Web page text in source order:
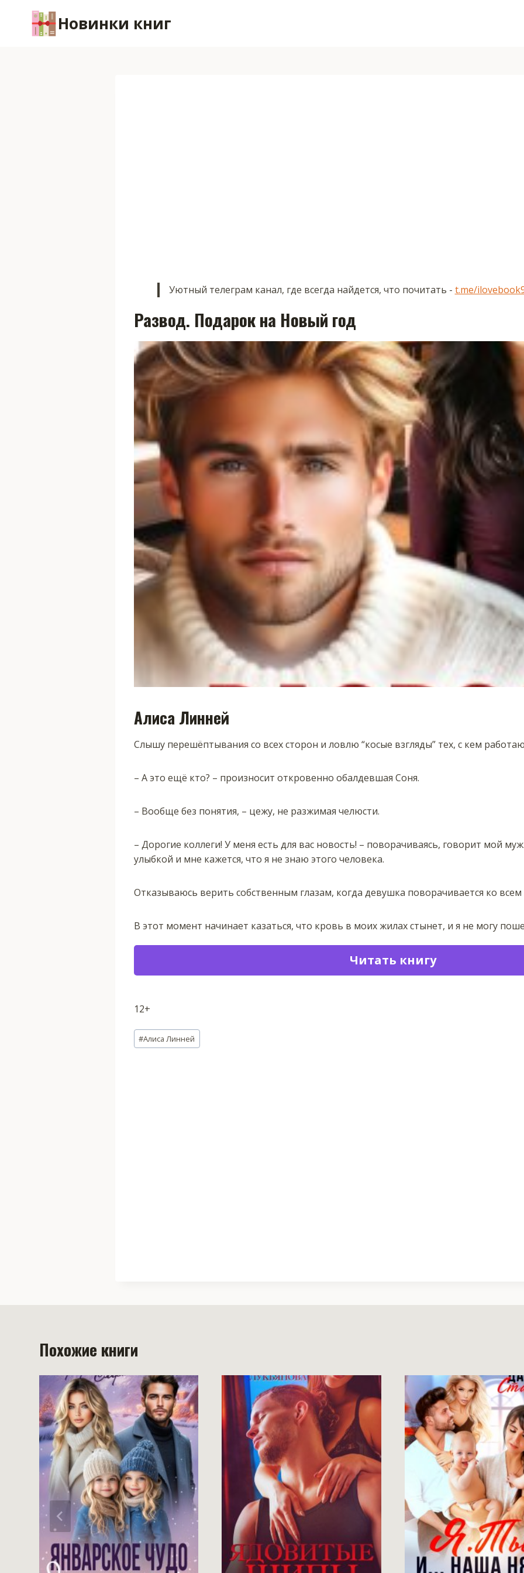
содержимому
Новинки книг
Уютный телеграм канал, где всегда найдется, что почитать - t.me/
Развод. Подарок на Новый год
Алиса Линней
Слышу перешёптывания со всех сторон и ловлю “косые взгляды” тех, с кем
– А это ещё кто? – произносит откровенно обалдевшая Соня.
– Вообще без понятия, – цежу, не разжимая челюсти.
– Дорогие коллеги! У меня есть для вас новость! – поворачиваясь, говорит мой
улыбкой и мне кажется, что я не знаю этого человека.
Отказываюсь верить собственным глазам, когда девушка поворачивается ко
В этот момент начинает казаться, что кровь в моих жилах стынет, и я не могу
Читать книгу
12+
Метки
записи:
#Алиса Линней
Похожие книги